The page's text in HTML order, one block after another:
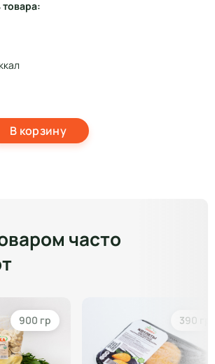
В корзину
часто
900 гр 390 гр